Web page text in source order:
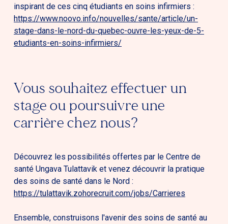
inspirant de ces cinq étudiants en soins infirmiers :
https://www.noovo.info/nouvelles/sante/article/un-
stage-dans-le-nord-du-quebec-ouvre-les-yeux-de-5-
etudiants-en-soins-infirmiers/
Vous souhaitez effectuer un
stage ou poursuivre une
carrière chez nous?
Découvrez les possibilités offertes par le Centre de
santé Ungava Tulattavik et venez découvrir la pratique
des soins de santé dans le Nord :
https://tulattavik.zohorecruit.com/jobs/Carrieres
Ensemble, construisons l'avenir des soins de santé au